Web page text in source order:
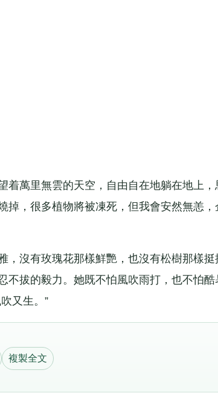
萬里無雲的天空，自由自在地躺在地上，
掉，很多植物將被凍死，但我會安然無恙，
沒有玫瑰花那樣鮮艷，也沒有松樹那樣挺
不拔的毅力。她既不怕風吹雨打，也不怕酷
又生。”
複製全文